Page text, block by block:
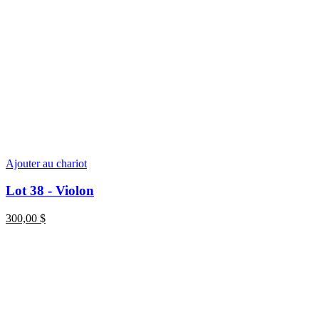
Ajouter au chariot
Lot 38 - Violon
300,00 $